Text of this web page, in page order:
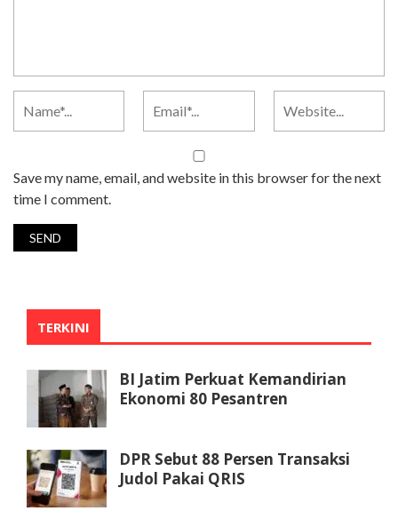
Save my name, email, and website in this browser for the next
time I comment.
TERKINI
BI Jatim Perkuat Kemandirian
Ekonomi 80 Pesantren
DPR Sebut 88 Persen Transaksi
Judol Pakai QRIS